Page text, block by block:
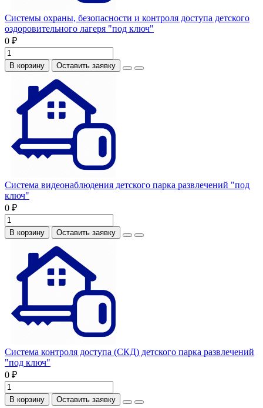
Системы охраны, безопасности и контроля доступа детского
оздоровительного лагеря "под ключ"
0 ₽
В корзину Оставить заявку
Система видеонаблюдения детского парка развлечений "под
ключ"
0 ₽
В корзину Оставить заявку
Система контроля доступа (СКД) детского парка развлечений
"под ключ"
0 ₽
В корзину Оставить заявку